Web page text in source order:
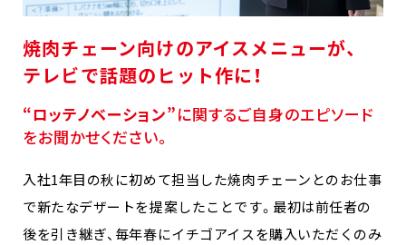
焼肉チェーン向けのアイスメニューが、
テレビで話題のヒット作に！
“ロッテノベーション”に関するご自身のエピソード
をお聞かせください。
入社1年目の秋に初めて担当した焼肉チェーンとのお仕事
で新たなデザートを提案したことです。最初は前任者の
後を引き継ぎ、毎年春にイチゴアイスを購入いただくのみ